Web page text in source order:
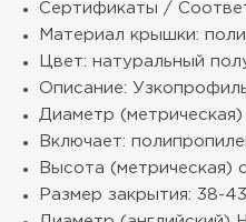
Сертификаты /
Материал крышки:
Цвет: натуральный
Описание:
Диаметр
Включает:
Высота (метрическая)
Размер закрытия: 38-